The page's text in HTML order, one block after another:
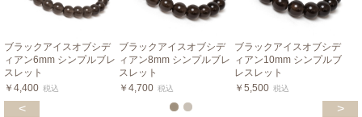
ブラックアイスオブシデ
ィアン6mm シンプルブレ
スレット
￥4,400 税込
ブラックアイスオブシデ
ィアン8mm シンプルブレ
スレット
￥4,700 税込
ブラックアイスオブシデ
ィアン10mm シンプルブ
レスレット
￥5,500 税込
< >